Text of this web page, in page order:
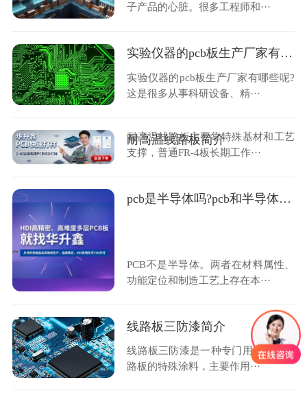
子产品的心脏。很多工程师和···
​实验仪器的pcb板生产厂家有哪些呢?
实验仪器的pcb板生产厂家有哪些呢?
这是很多从事科研设备、精···
耐高温线路板简介
耐高温线路板主要靠特殊基材和工艺
支撑，普通FR-4板长期工作···
pcb是半导体吗?pcb和半导体关系
PCB不是半导体。两者在材料属性、
功能定位和制造工艺上存在本···
线路板三防漆简介
线路板三防漆是一种专门用来保护电
路板的特殊涂料，主要作用···